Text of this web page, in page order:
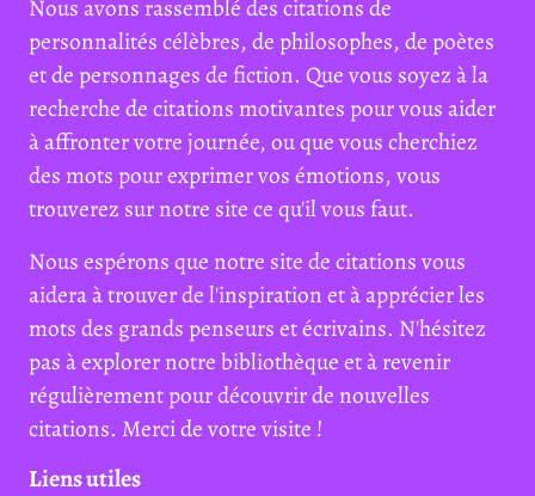
Nous avons rassemblé des citations de
personnalités célèbres, de philosophes, de poètes
et de personnages de fiction. Que vous soyez à la
recherche de citations motivantes pour vous aider
à affronter votre journée, ou que vous cherchiez
des mots pour exprimer vos émotions, vous
trouverez sur notre site ce qu'il vous faut.
Nous espérons que notre site de citations vous
aidera à trouver de l'inspiration et à apprécier les
mots des grands penseurs et écrivains. N'hésitez
pas à explorer notre bibliothèque et à revenir
régulièrement pour découvrir de nouvelles
citations. Merci de votre visite !
Liens utiles